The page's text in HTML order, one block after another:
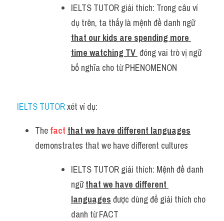
IELTS TUTOR giải thích: Trong câu ví
dụ trên, ta thấy là mệnh đề danh ngữ
that our kids are spending more
time watching TV đóng vai trò vị ngữ
bổ nghĩa cho từ PHENOMENON
IELTS TUTOR xét ví dụ:
The fact that we have different languages
demonstrates that we have different cultures
IELTS TUTOR giải thích: Mệnh đề danh
ngữ that we have different
languages được dùng để giải thích cho
danh từ FACT